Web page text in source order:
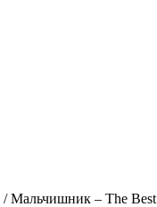
/ Мальчишник – The Best